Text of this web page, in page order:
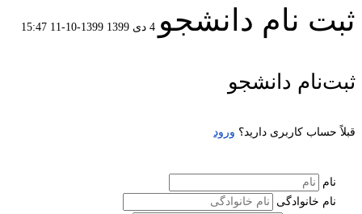
ثبت نام دانشجو 4 دی 1399 1399-10-11 15:47
ثبت
نام
ثبت‌نام دانشجو
قبلاً حساب کاربری دارید؟ ورود
نام
نام خانوادگی